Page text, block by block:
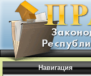
Навигация